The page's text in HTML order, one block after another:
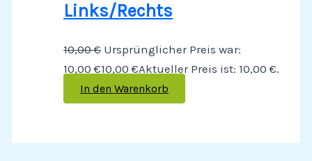
Links/Rechts
10,00€ Ursprünglicher Preis war:
10,00 €10,00€Aktueller Preis ist: 10,00 €.
In den Warenkorb